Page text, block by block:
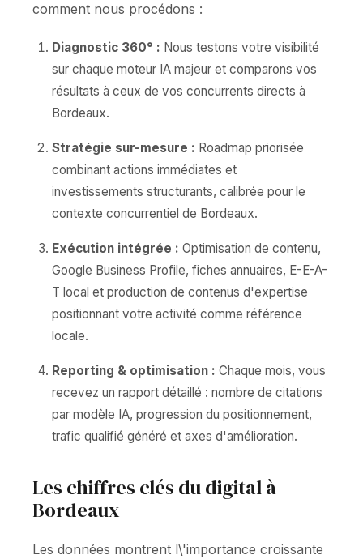
comment nous procédons :
Diagnostic 360° : Nous testons votre visibilité
sur chaque moteur IA majeur et comparons vos
résultats à ceux de vos concurrents directs à
Bordeaux.
Stratégie sur-mesure : Roadmap priorisée
combinant actions immédiates et
investissements structurants, calibrée pour le
contexte concurrentiel de Bordeaux.
Exécution intégrée : Optimisation de contenu,
Google Business Profile, fiches annuaires, E-E-A-
T local et production de contenus d'expertise
positionnant votre activité comme référence
locale.
Reporting & optimisation : Chaque mois, vous
recevez un rapport détaillé : nombre de citations
par modèle IA, progression du positionnement,
trafic qualifié généré et axes d'amélioration.
Les chiffres clés du digital à
Bordeaux
Les données montrent l\'importance croissante